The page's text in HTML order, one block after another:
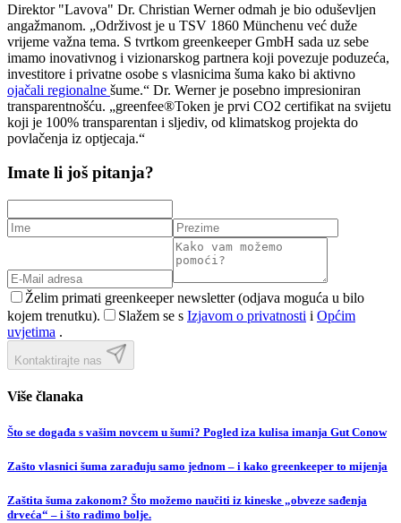
Direktor "Lavova" Dr. Christian Werner odmah je bio oduševljen
angažmanom. „Održivost je u TSV 1860 Münchenu već duže
vrijeme važna tema. S tvrtkom greenkeeper GmbH sada uz sebe
imamo inovativnog i vizionarskog partnera koji povezuje poduzeća,
investitore i privatne osobe s vlasnicima šuma kako bi aktivno
ojačali regionalne šume.“ Dr. Werner je posebno impresioniran
transparentnošću. „greenfee®Token je prvi CO2 certifikat na svijetu
koji je 100% transparentan i sljediv, od klimatskog projekta do
povlačenja iz optjecaja.“
Imate li još pitanja?
Želim primati greenkeeper newsletter (odjava moguća u bilo
kojem trenutku).
Slažem se s Izjavom o privatnosti i Općim
uvjetima .
Kontaktirajte nas
Više članaka
Što se događa s vašim novcem u šumi? Pogled iza kulisa imanja Gut Conow
Zašto vlasnici šuma zarađuju samo jednom – i kako greenkeeper to mijenja
Zaštita šuma zakonom? Što možemo naučiti iz kineske „obveze sađenja
drveća“ – i što radimo bolje.